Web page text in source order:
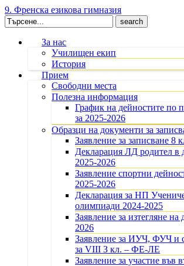
9. Френска езикова гимназия
Search
for:
За нас
Училищен екип
История
Прием
Свободни места
Полезна информация
График на дейностите по
за 2025-2026
Образци на документи за
Заявление за записване 8
Декларация ЛД родител в
2025-2026
Заявление спортни
2025-2026
Декларация за НП
олимпиади 2024-2025
Заявление за изтегляне
2026
Заявление за ИУЧ, ФУЧ и
за VIII З кл. – ФЕ-ЛЕ
Заявление за участие във